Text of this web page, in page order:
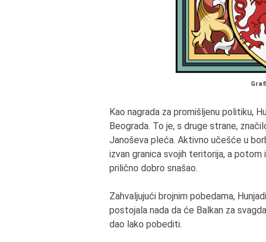
Kao nagrada za promišljenu politiku,
Beograda. To je, s druge strane,
Janoševa pleća. Aktivno učešće u
izvan granica svojih teritorija, a
prilično dobro snašao.
Zahvaljujući brojnim pobedama,
postojala nada da će Balkan za
dao lako pobediti.